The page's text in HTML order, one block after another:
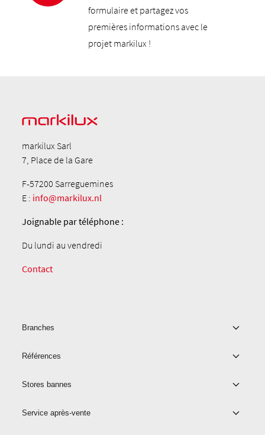
formulaire et partagez vos
premières informations avec le
projet markilux !
markilux Sarl
7, Place de la Gare
F-57200 Sarreguemines
E : info@markilux.nl
Joignable par téléphone :
Du lundi au vendredi
Contact
Branches
Références
Stores bannes
Service après-vente